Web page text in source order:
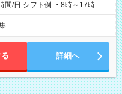
間/日 シフト例 ・8時～17時 ・
詳細へ